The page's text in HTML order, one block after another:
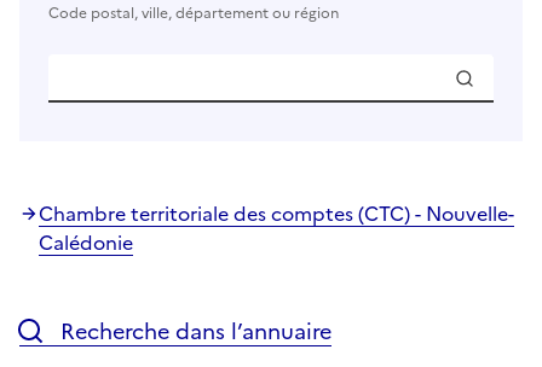
Code postal, ville, département ou région
Chambre territoriale des comptes (CTC) - Nouvelle-
Calédonie
Recherche dans l’annuaire